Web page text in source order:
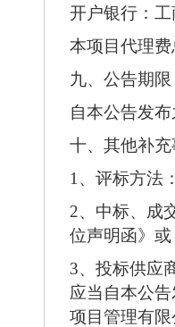
开户银行：
本项 目代理
九、公告期限
自本公告发布
十、其他补充
1、评标方法
2、中标、成
位声明函》或
3、 投标供应
应当自本公
项目管理有限